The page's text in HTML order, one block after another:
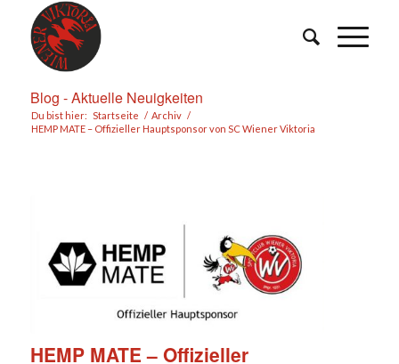
Blog - Aktuelle Neuigkeiten
Du bist hier: Startseite / Archiv /
HEMP MATE – Offizieller Hauptsponsor von SC Wiener Viktoria
HEMP MATE – Offizieller